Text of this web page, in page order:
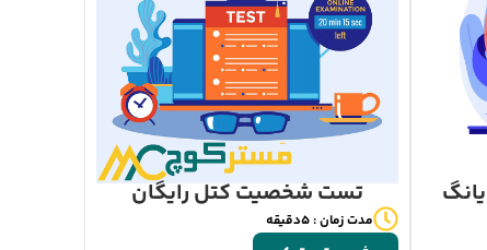
تست شخصیت کتل رایگان
مدت زمان : 5دقیقه